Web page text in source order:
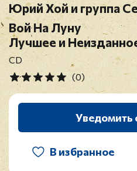
Юрий Хой и группа
Вой На Луну
Лучшее и
CD
(0)
Уведомить
В избранное